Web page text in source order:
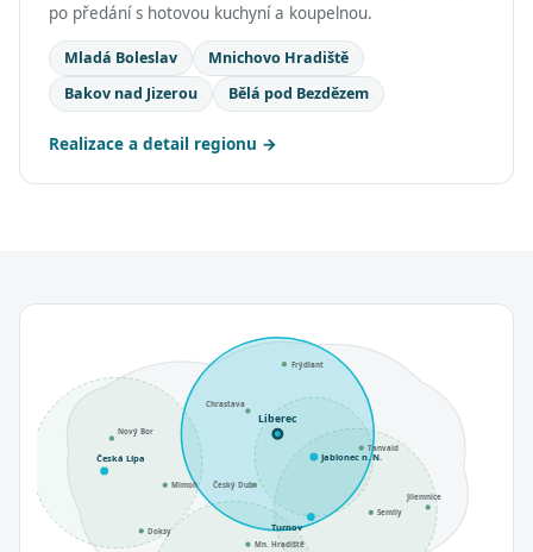
po předání s hotovou kuchyní a koupelnou.
Mladá Boleslav
Mnichovo Hradiště
Bakov nad Jizerou
Bělá pod Bezdězem
Realizace a detail regionu
Liberec
Jablonec n. N.
Turnov
Česká Lípa
Chrastava
Frýdlant
Tanvald
Semily
Jilemnice
Nový Bor
Mimoň
Doksy
Mn. Hradiště
Český Dub